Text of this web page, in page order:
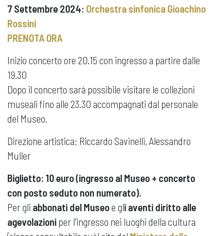
7 Settembre 2024: Orchestra sinfonica Gioachino
Rossini
PRENOTA ORA
Inizio concerto ore 20.15 con ingresso a partire dalle
19.30
Dopo il concerto sarà possibile visitare le collezioni
museali fino alle 23.30 accompagnati dal personale
del Museo.
Direzione artistica: Riccardo Savinelli, Alessandro
Muller
Biglietto: 10 euro (ingresso al Museo + concerto
con posto seduto non numerato).
Per gli abbonati del Museoe gli aventi diritto alle
agevolazioni per l'ingresso nei luoghi della cultura